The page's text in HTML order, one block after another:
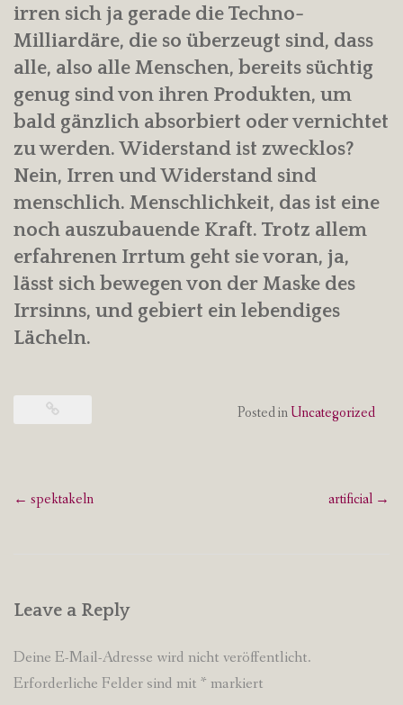
irren sich ja gerade die Techno-
Milliardäre, die so überzeugt sind, dass
alle, also alle Menschen, bereits süchtig
genug sind von ihren Produkten, um
bald gänzlich absorbiert oder vernichtet
zu werden. Widerstand ist zwecklos?
Nein, Irren und Widerstand sind
menschlich. Menschlichkeit, das ist eine
noch auszubauende Kraft. Trotz allem
erfahrenen Irrtum geht sie voran, ja,
lässt sich bewegen von der Maske des
Irrsinns, und gebiert ein lebendiges
Lächeln.
Posted inUncategorized
Post
← spektakeln artificial →
Leave a Reply
Deine E-Mail-Adresse wird nicht veröffentlicht.
Erforderliche Felder sind mit * markiert